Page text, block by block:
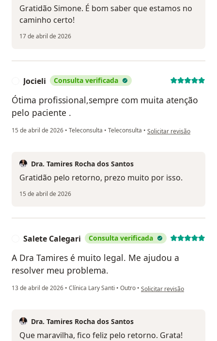
Gratidão Simone. É bom saber que estamos no
caminho certo!
17 de abril de 2026
Jocieli Consulta verificada
Ótima profissional,sempre com muita atenção
pelo paciente .
15 de abril de 2026 • Teleconsulta • Teleconsulta • na opinião do utilizador
Solicitar revisão
Dra. Tamires Rocha dos Santos
Gratidão pelo retorno, prezo muito por isso.
15 de abril de 2026
Salete Calegari Consulta verificada
A Dra Tamires é muito legal. Me ajudou a
resolver meu problema.
13 de abril de 2026 • Clínica Lary Santi • Outro • na opinião do utilizador
Solicitar revisão
Dra. Tamires Rocha dos Santos
Que maravilha, fico feliz pelo retorno. Grata!